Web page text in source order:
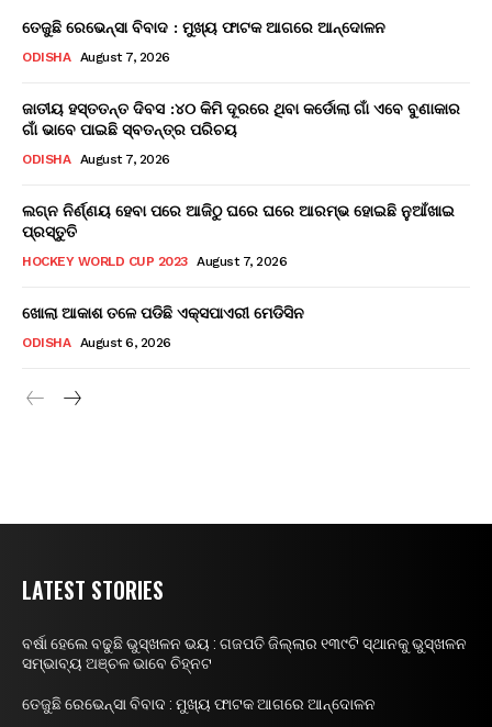
ତେଜୁଛି ରେଭେନ୍ସା ବିବାଦ : ମୁଖ୍ୟ ଫାଟକ ଆଗରେ ଆନ୍ଦୋଳନ
ODISHA August 7, 2026
ଜାତୀୟ ହସ୍ତତନ୍ତ ଦିବସ :୪୦ କିମି ଦୂରରେ ଥିବା କର୍ଡୋଲା ଗାଁ ଏବେ ବୁଣାକାର
ଗାଁ ଭାବେ ପାଇଛି ସ୍ବତନ୍ତ୍ର ପରିଚୟ
ODISHA August 7, 2026
ଲଗ୍ନ ନିର୍ଣ୍ଣୟ ହେବା ପରେ ଆଜିଠୁ ଘରେ ଘରେ ଆରମ୍ଭ ହୋଇଛି ନୁଆଁଖାଇ
ପ୍ରସ୍ତୁତି
HOCKEY WORLD CUP 2023 August 7, 2026
ଖୋଲା ଆକାଶ ତଳେ ପଡିଛି ଏକ୍ସପାଏରୀ ମେଡିସିନ
ODISHA August 6, 2026
LATEST STORIES
ବର୍ଷା ହେଲେ ବଢୁଛି ଭୁସ୍ଖଳନ ଭୟ : ଗଜପତି ଜିଲ୍ଲାର ୧୩୯ଟି ସ୍ଥାନକୁ ଭୁସ୍ଖଳନ
ସମ୍ଭାବ୍ୟ ଅଞ୍ଚଳ ଭାବେ ଚିହ୍ନଟ
ତେଜୁଛି ରେଭେନ୍ସା ବିବାଦ : ମୁଖ୍ୟ ଫାଟକ ଆଗରେ ଆନ୍ଦୋଳନ